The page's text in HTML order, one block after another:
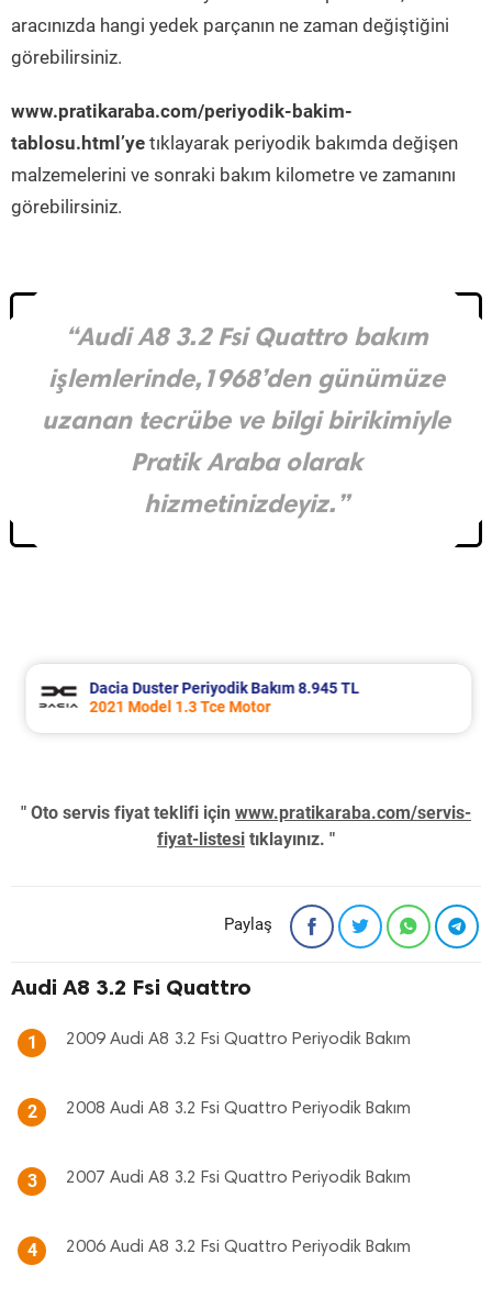
aracınızda hangi yedek parçanın ne zaman değiştiğini
görebilirsiniz.
www.pratikaraba.com/periyodik-bakim-
tablosu.html’ye tıklayarak periyodik bakımda değişen
malzemelerini ve sonraki bakım kilometre ve zamanını
görebilirsiniz.
“Audi A8 3.2 Fsi Quattro bakım
işlemlerinde,1968’den günümüze
uzanan tecrübe ve bilgi birikimiyle
Pratik Araba olarak
hizmetinizdeyiz.”
Dacia Duster Periyodik Bakım 8.945 TL
2021 Model 1.3 Tce Motor
" Oto servis fiyat teklifi için www.pratikaraba.com/servis-
fiyat-listesi tıklayınız. "
Paylaş
Audi A8 3.2 Fsi Quattro
1 2009 Audi A8 3.2 Fsi Quattro Periyodik Bakım
2 2008 Audi A8 3.2 Fsi Quattro Periyodik Bakım
3 2007 Audi A8 3.2 Fsi Quattro Periyodik Bakım
4 2006 Audi A8 3.2 Fsi Quattro Periyodik Bakım